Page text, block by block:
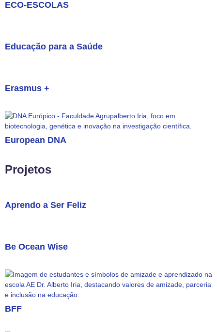
ECO-ESCOLAS​
Educação para a Saúde
Erasmus +
European DNA
Projetos
Aprendo a Ser Feliz
Be Ocean Wise
BFF